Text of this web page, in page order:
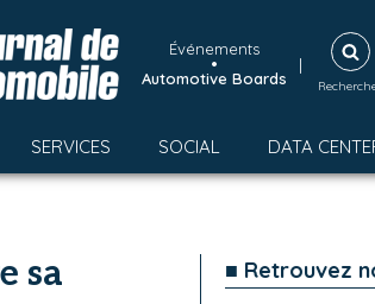
Événements
•
Automotive Boards
|
SERVICES SOCIAL DATA
sa
■ Retrouvez